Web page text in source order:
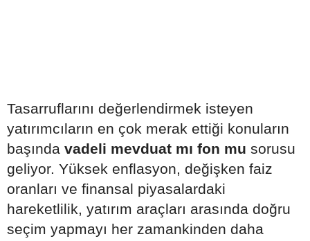
Tasarruflarını değerlendirmek isteyen
yatırımcıların en çok merak ettiği konuların
başında vadeli mevduat mı fon mu sorusu
geliyor. Yüksek enflasyon, değişken faiz
oranları ve finansal piyasalardaki
hareketlilik, yatırım araçları arasında doğru
seçim yapmayı her zamankinden daha